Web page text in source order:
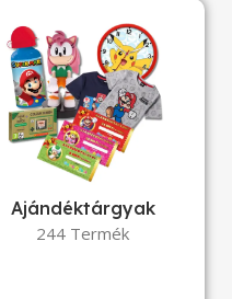
Ajándéktárgyak
244 Termék